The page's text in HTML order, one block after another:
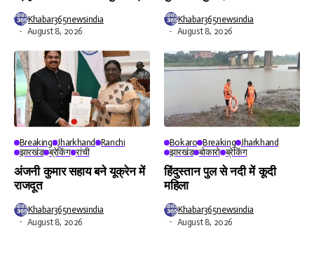
Khabar365newsindia
August 8, 2026
Khabar365newsindia
August 8, 2026
Breaking Jharkhand Ranchi
झारखंड ब्रेकिंग रांची
अंजनी कुमार सहाय बने यूक्रेन में
राजदूत
Khabar365newsindia
August 8, 2026
Bokaro Breaking Jharkhand
झारखंड बोकारो ब्रेकिंग
हिंदुस्तान पुल से नदी में कूदी
महिला
Khabar365newsindia
August 8, 2026